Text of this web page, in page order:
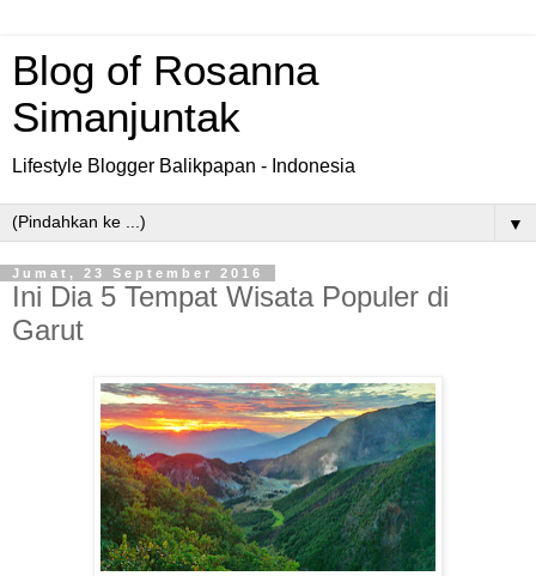
Blog of Rosanna
Simanjuntak
Lifestyle Blogger Balikpapan - Indonesia
▼
Jumat, 23 September 2016
Ini Dia 5 Tempat Wisata Populer di
Garut